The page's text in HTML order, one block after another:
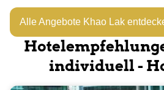
Alle Angebote Khao Lak
individuell -